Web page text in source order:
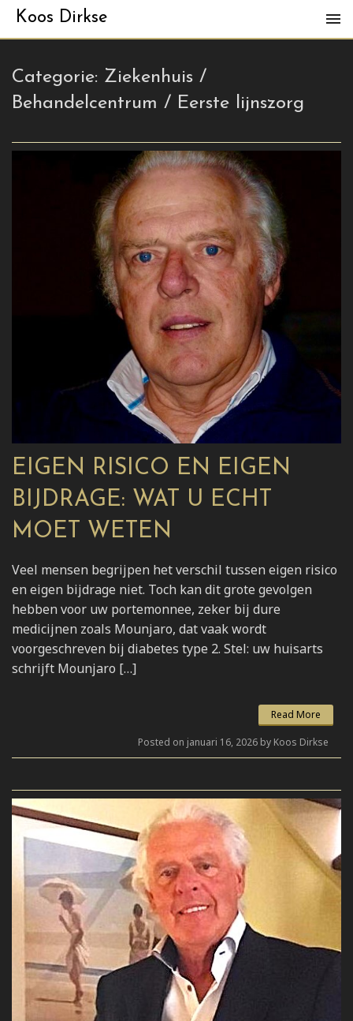
Koos Dirkse
Categorie: Ziekenhuis /
Behandelcentrum / Eerste lijnszorg
EIGEN RISICO EN EIGEN
BIJDRAGE: WAT U ECHT
MOET WETEN
Veel mensen begrijpen het verschil tussen eigen risico
en eigen bijdrage niet. Toch kan dit grote gevolgen
hebben voor uw portemonnee, zeker bij dure
medicijnen zoals Mounjaro, dat vaak wordt
voorgeschreven bij diabetes type 2. Stel: uw huisarts
schrijft Mounjaro […]
Read More
Posted on januari 16, 2026 by Koos Dirkse